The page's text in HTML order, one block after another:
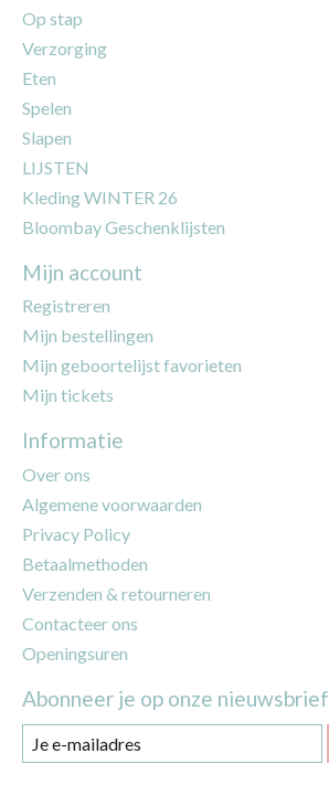
Op stap
Verzorging
Eten
Spelen
Slapen
LIJSTEN
Kleding WINTER 26
Bloombay Geschenklijsten
Mijn account
Registreren
Mijn bestellingen
Mijn geboortelijst favorieten
Mijn tickets
Informatie
Over ons
Algemene voorwaarden
Privacy Policy
Betaalmethoden
Verzenden & retourneren
Contacteer ons
Openingsuren
Abonneer je op onze nieuwsbrief